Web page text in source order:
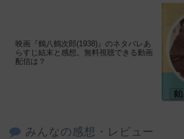
映画『鶴八鶴次郎(1938)』のネタバレあ
らすじ結末と感想。無料視聴できる動画
配信は？
みんなの感想・レビュー